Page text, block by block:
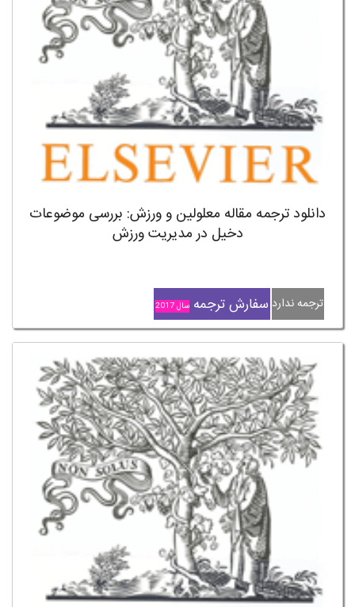
دانلود ترجمه مقاله معلولین و ورزش: بررسی موضوعات
دخیل در مدیریت ورزش
ترجمه ندارد سفارش ترجمه سال 2017